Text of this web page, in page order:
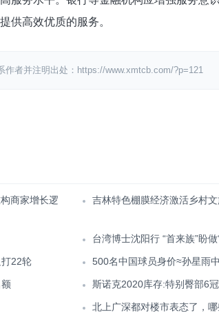
供高效优质的服务。
作者并注明出处：https://www.xmtcb.com/?p=121
商家增长逻
吉林特色棚膜经济激活乡村
台湾博士沈阳行 “首来族”盼做
22轮 500名中国球员身价≈孙星雨
斯诺克2020库存:特别臀部6
北上广深都对楼市表态了，